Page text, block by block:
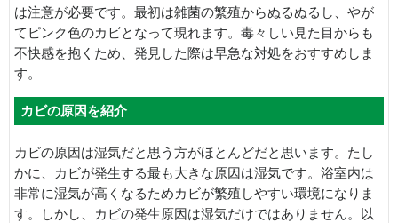
は注意が必要です。最初は雑菌の繁殖からぬるぬるし、やが
てピンク色のカビとなって現れます。毒々しい見た目からも
不快感を抱くため、発見した際は早急な対処をおすすめしま
す。
カビの原因を紹介
カビの原因は湿気だと思う方がほとんどだと思います。たし
かに、カビが発生する最も大きな原因は湿気です。浴室内は
非常に湿気が高くなるためカビが繁殖しやすい環境になりま
す。しかし、カビの発生原因は湿気だけではありません。以